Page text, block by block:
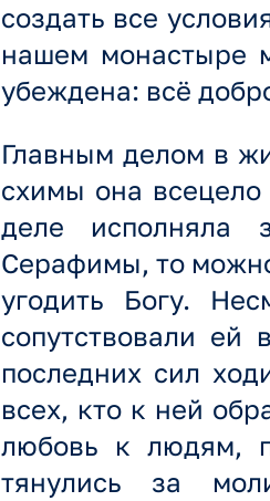
создать все
нашем монастыре
убеждена: всё
Главным делом в
схимы она
деле исполняла
Серафимы, то
угодить Богу.
сопутствовали
последних сил
всех, кто к ней
любовь к людям,
тянулись за